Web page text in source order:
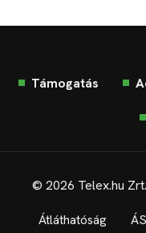
Támogatás
© 2026 Telex.hu Zrt.
Átláthatóság